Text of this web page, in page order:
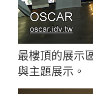
最樓頂的展示
與主題展示。